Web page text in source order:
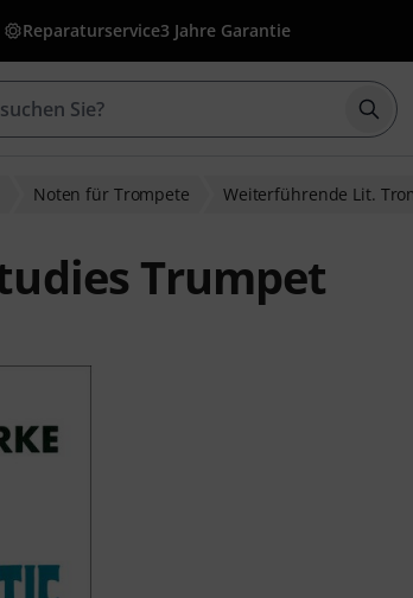
Reparaturservice3 Jahre Garantie
Noten für Trompete Weiterführende Lit.
Trumpet